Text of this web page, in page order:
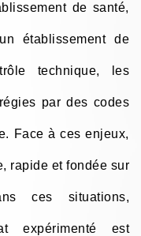
de santé,
établissement de
technique, les
par des codes
Face à ces enjeux,
rapide et fondée sur
ces situations,
expérimenté est